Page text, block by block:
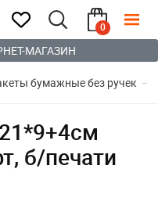
0
МАГАЗИН
бумажные без ручек
б/печати